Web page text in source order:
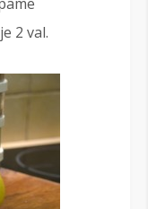
2 val.